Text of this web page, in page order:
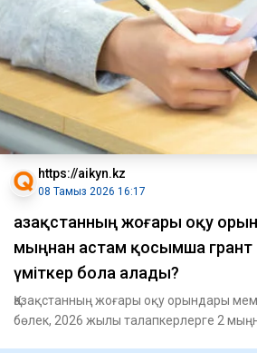
https://aikyn.kz
08 Тамыз 2026 16:17
Қазақстанның жоғары оқу
мыңнан астам қосымша грант
үміткер бола алады?
Қазақстанның жоғары оқу орындары
бөлек, 2026 жылы талапкерлерге 2